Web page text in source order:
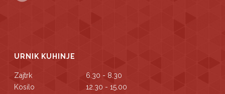
URNIK KUHINJE
Zajtrk
6.30 - 8.30
Kosilo
12.30 - 15.00